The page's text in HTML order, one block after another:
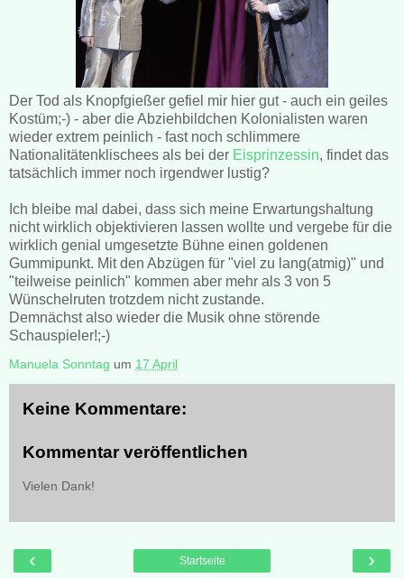
Der Tod als Knopfgießer gefiel mir hier gut - auch ein geiles
Kostüm;-) - aber die Abziehbildchen Kolonialisten waren
wieder extrem peinlich - fast noch schlimmere
Nationalitätenklischees als bei der Eisprinzessin, findet das
tatsächlich immer noch irgendwer lustig?
Ich bleibe mal dabei, dass sich meine Erwartungshaltung
nicht wirklich objektivieren lassen wollte und vergebe für die
wirklich genial umgesetzte Bühne einen goldenen
Gummipunkt. Mit den Abzügen für "viel zu lang(atmig)" und
"teilweise peinlich" kommen aber mehr als 3 von 5
Wünschelruten trotzdem nicht zustande.
Demnächst also wieder die Musik ohne störende
Schauspieler!;-)
Manuela Sonntag um 17 April
Keine Kommentare:
Kommentar veröffentlichen
Vielen Dank!
‹ ›
Startseite